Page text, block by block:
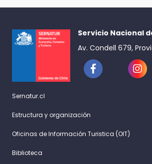
Servicio Nacional
Av. Condell 679,
Sernatur.cl
Estructura y organización
Oficinas de Información Turistica (OIT)
Biblioteca